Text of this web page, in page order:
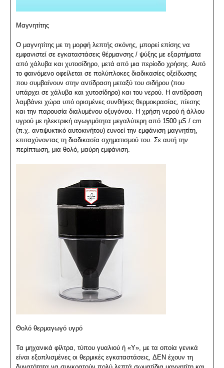
Μαγνητίτης
Ο μαγνητίτης με τη μορφή λεπτής σκόνης, μπορεί επίσης να
εμφανιστεί σε εγκαταστάσεις θέρμανσης / ψύξης με εξαρτήματα
από χάλυβα και χυτοσίδηρο, μετά από μια περίοδο χρήσης. Αυτό
το φαινόμενο οφείλεται σε πολύπλοκες διαδικασίες οξείδωσης
που συμβαίνουν στην αντίδραση μεταξύ του σιδήρου (που
υπάρχει σε χάλυβα και χυτοσίδηρο) και του νερού. Η αντίδραση
λαμβάνει χώρα υπό ορισμένες συνθήκες θερμοκρασίας, πίεσης
και την παρουσία διαλυμένου οξυγόνου. Η χρήση νερού ή άλλου
υγρού με ηλεκτρική αγωγιμότητα μεγαλύτερη από 1500 μS / cm
(π.χ. αντιψυκτικό αυτοκινήτου) ευνοεί την εμφάνιση μαγνητίτη,
επιταχύνοντας τη διαδικασία σχηματισμού του. Σε αυτή την
περίπτωση, μια θολό, μαύρη εμφάνιση.
Θολό θερμαγωγό υγρό
Τα μηχανικά φίλτρα, τύπου γυαλιού ή «Υ», με τα οποία γενικά
είναι εξοπλισμένες οι θερμικές εγκαταστάσεις, ΔΕΝ έχουν τη